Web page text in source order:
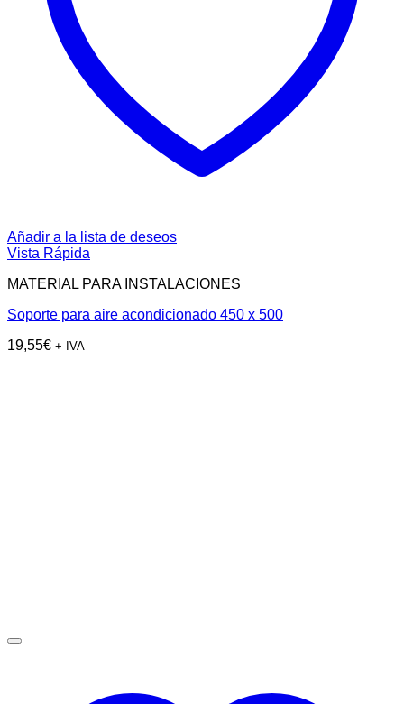
Añadir a la lista de deseos
Vista Rápida
MATERIAL PARA INSTALACIONES
Soporte para aire acondicionado 450 x 500
19,55€ + IVA